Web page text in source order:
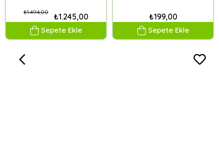
₺1.245,00
₺1.494,00
Sepete Ekle
₺199,00
Sepete Ekle